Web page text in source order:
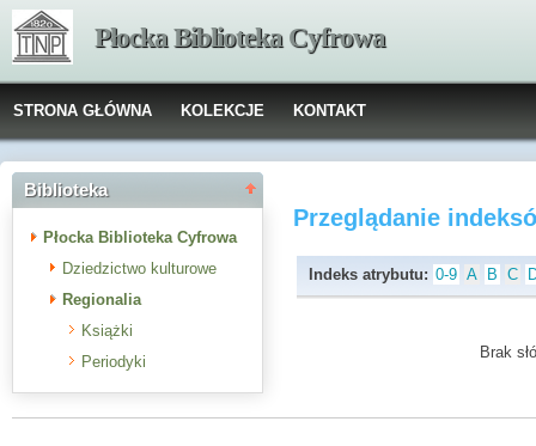
Płocka Biblioteka Cyfrowa
STRONA GŁÓWNA KOLEKCJE KONTAKT
Biblioteka
Płocka Biblioteka Cyfrowa
Dziedzictwo kulturowe
Regionalia
Książki
Periodyki
Przeglądanie
Indeks atrybutu: 0-9 A B C
Brak